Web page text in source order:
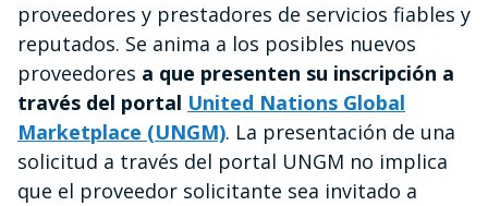
proveedores y prestadores de servicios fiables y
reputados. Se anima a los posibles nuevos
proveedores a que presenten su inscripción a
través del portal United Nations Global
Marketplace (UNGM). La presentación de una
solicitud a través del portal UNGM no implica
que el proveedor solicitante sea invitado a